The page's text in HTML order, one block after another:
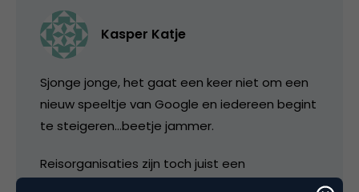
Kasper Katje
Sjonge jonge, het gaat een keer niet om een
nieuw speeltje van Google en iedereen begint
te steigeren…beetje jammer.
Reisorganisaties zijn toch juist een